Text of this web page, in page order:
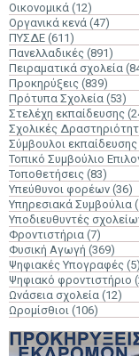
Οικονομικά (12)
Οργανικά κενά (47)
ΠΥΣΔΕ (611)
Πανελλαδικές (891)
Πειραματικά σχολεία
Προκηρύξεις (839)
Πρότυπα Σχολεία (53)
Στελέχη εκπαίδευσης
Σχολικές
Σύμβουλοι εκπαίδευσης
Τοπικό Συμβούλιο
Τοποθετήσεις (83)
Υπεύθυνοι φορέων (36)
Υπηρεσιακά Συμβούλια
Υποδιευθυντές
Φροντιστήρια (7)
Φυσική Αγωγή (369)
Ψηφιακές Υπογραφές (5)
Ψηφιακό φροντιστήριο
Ωνάσεια σχολεία (12)
Ωρομίσθιοι (106)